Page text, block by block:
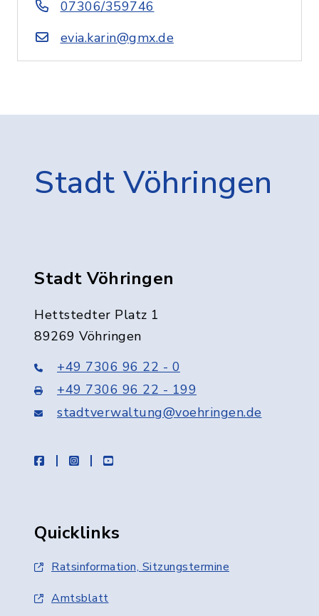
07306/359746
evia.karin@gmx.de
Stadt Vöhringen
Stadt Vöhringen
Hettstedter Platz 1
89269 Vöhringen
+49 7306 96 22 - 0
+49 7306 96 22 - 199
stadtverwaltung@voehringen.de
facebookinstagramyoutube
Quicklinks
Ratsinformation, Sitzungstermine
Amtsblatt